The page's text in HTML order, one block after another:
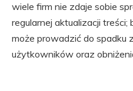
wiele firm nie zdaje sobie
regularnej aktualizacji
może prowadzić do spadku
użytkowników oraz